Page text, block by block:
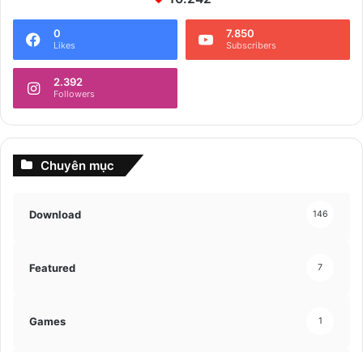
0
Likes
7.850
Subscribers
2.392
Followers
Chuyên mục
Download 146
Featured 7
Games 1